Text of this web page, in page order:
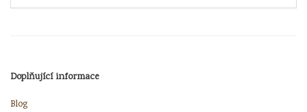
Doplňující informace
Blog